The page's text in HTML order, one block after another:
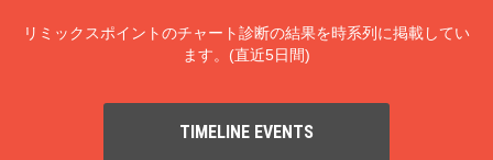
リミックスポイントのチャート診断の結果を時系列に掲載してい
ます。(直近5日間)
TIMELINE EVENTS